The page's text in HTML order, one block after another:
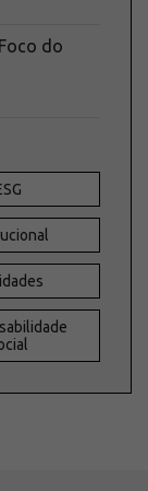
do